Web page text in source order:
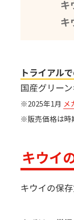
キ
キ
トライアル
国産グリー
※2025年1月 メ
※販売価格は時
キウイ
キウイの保存